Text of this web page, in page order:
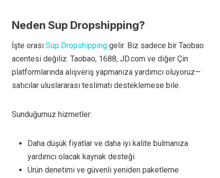
Neden Sup Dropshipping?
İşte orası Sup Dropshipping gelir. Biz sadece bir Taobao
acentesi değiliz. Taobao, 1688, JD.com ve diğer Çin
platformlarında alışveriş yapmanıza yardımcı oluyoruz—
satıcılar uluslararası teslimatı desteklemese bile.
Sunduğumuz hizmetler:
Daha düşük fiyatlar ve daha iyi kalite bulmanıza
yardımcı olacak kaynak desteği
Ürün denetimi ve güvenli yeniden paketleme